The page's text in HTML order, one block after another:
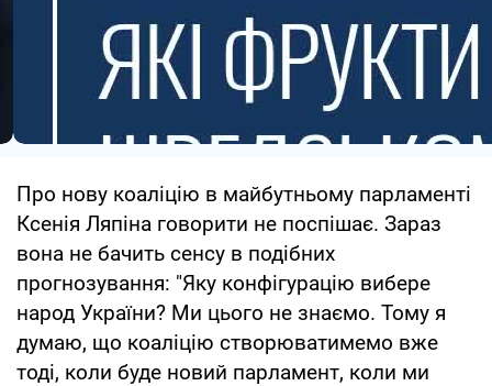
Про нову коаліцію в майбутньому парламенті
Ксенія Ляпіна говорити не поспішає. Зараз
вона не бачить сенсу в подібних
прогнозування: "Яку конфігурацію вибере
народ України? Ми цього не знаємо. Тому я
думаю, що коаліцію створюватимемо вже
тоді, коли буде новий парламент, коли ми